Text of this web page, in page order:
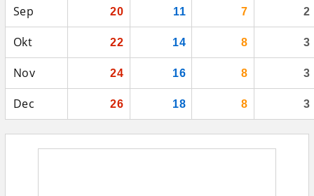
Sep 20 11 7 2
Okt 22 14 8 3
Nov 24 16 8 3
Dec 26 18 8 3